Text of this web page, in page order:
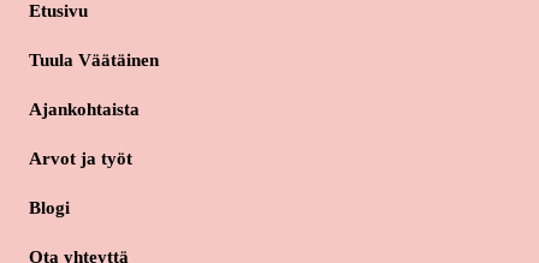
Etusivu
Tuula Väätäinen
Ajankohtaista
Arvot ja työt
Blogi
Ota yhteyttä